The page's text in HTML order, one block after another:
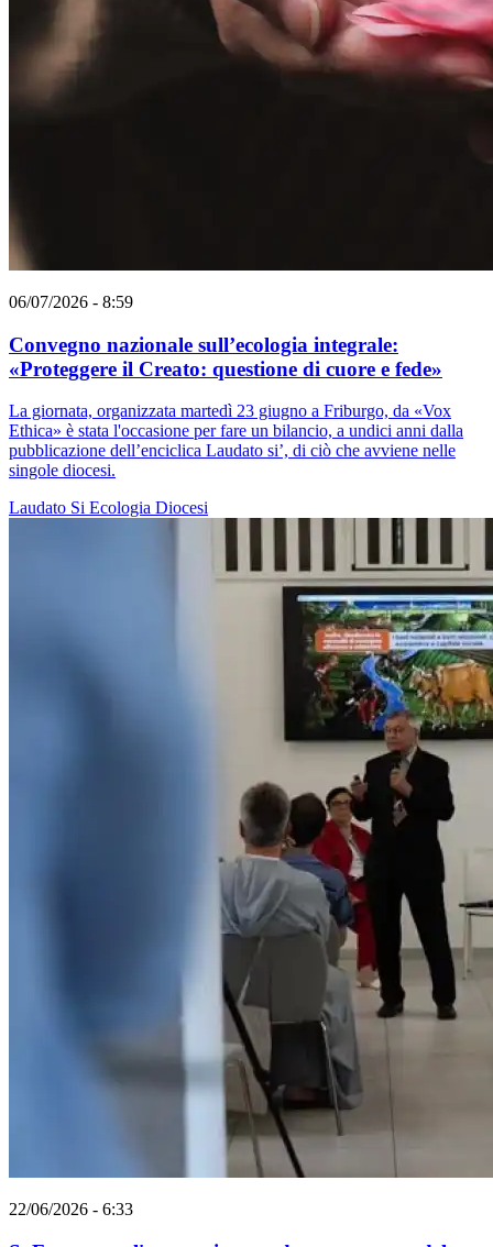
06/07/2026 - 8:59
Convegno nazionale sull’ecologia integrale:
«Proteggere il Creato: questione di cuore e fede»
La giornata, organizzata martedì 23 giugno a Friburgo, da «Vox
Ethica» è stata l'occasione per fare un bilancio, a undici anni dalla
pubblicazione dell’enciclica Laudato si’, di ciò che avviene nelle
singole diocesi.
Laudato Si Ecologia Diocesi
22/06/2026 - 6:33